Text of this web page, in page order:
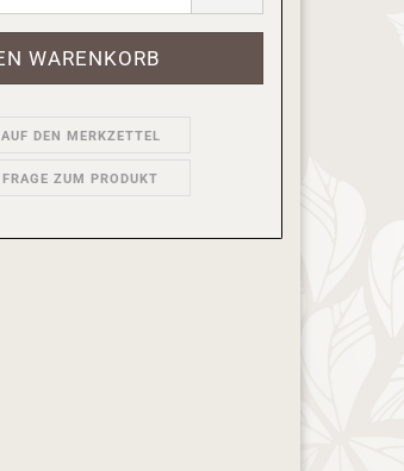
AUF DEN MERKZETTEL
FRAGE ZUM PRODUKT